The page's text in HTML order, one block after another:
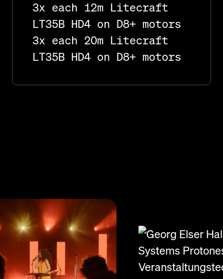
3x each 12m Litecraft
LT35B HD4 on D8+ motors
3x each 20m Litecraft
LT35B HD4 on D8+ motors